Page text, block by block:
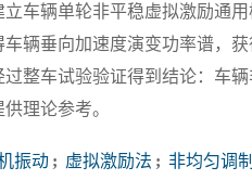
车辆单轮非平稳虚拟激励通
车辆垂向加速度演变功率谱，
整车试验验证得到结论：车
理论参考。
振动 ; 虚拟激励法 ; 非均匀调